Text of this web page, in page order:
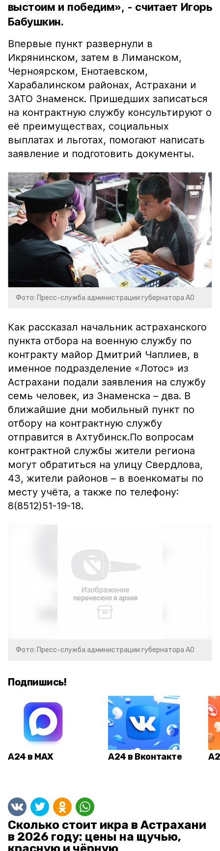
выстоим и победим», - считает Игорь
Бабушкин.
Впервые пункт развернули в
Икрянинском, затем в Лиманском,
Черноярском, Енотаевском,
Харабалинском районах, Астрахани и
ЗАТО Знаменск. Пришедших записаться
на контрактную службу консультируют о
её преимуществах, социальных
выплатах и льготах, помогают написать
заявление и подготовить документы.
Фото: Пресс-служба администрации губернатора АО
Как рассказал начальник астраханского
пункта отбора на военную службу по
контракту майор Дмитрий Чаплиев, в
именное подразделение «Лотос» из
Астрахани подали заявления на службу
семь человек, из Знаменска – два. В
ближайшие дни мобильный пункт по
отбору на контрактную службу
отправится в Ахтубинск.По вопросам
контрактной службы жители региона
могут обратиться на улицу Свердлова,
43, жители районов – в военкоматы по
месту учёта, а также по телефону:
8(8512)51-19-18.
Фото: Пресс-служба администрации губернатора АО
Подпишись!
А24 в MAX А24 в Вконтакте
Сколько стоит икра в Астрахани
в 2026 году: цены на щучью,